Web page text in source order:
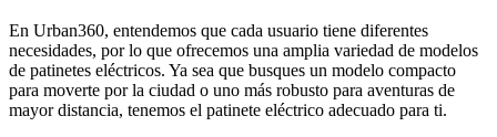
En Urban360, entendemos que cada usuario tiene diferentes
necesidades, por lo que ofrecemos una amplia variedad de modelos
de patinetes eléctricos. Ya sea que busques un modelo compacto
para moverte por la ciudad o uno más robusto para aventuras de
mayor distancia, tenemos el patinete eléctrico adecuado para ti.